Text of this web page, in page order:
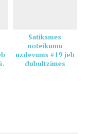
Satiksmes
noteikumu
uzdevums #19 jeb
dubultzīmes